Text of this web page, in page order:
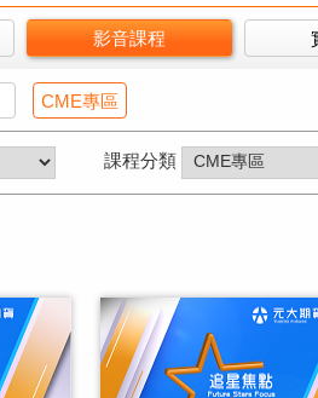
影音課程
CME專區
課程分類